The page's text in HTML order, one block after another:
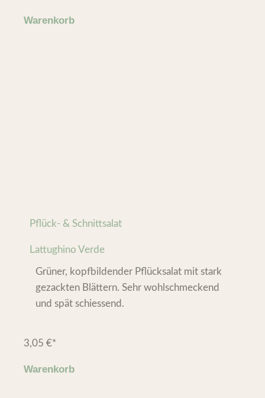
Warenkorb
Pflück- & Schnittsalat
Lattughino Verde
Grüner, kopfbildender Pflücksalat mit stark
gezackten Blättern. Sehr wohlschmeckend
und spät schiessend.
3,05 €*
Warenkorb